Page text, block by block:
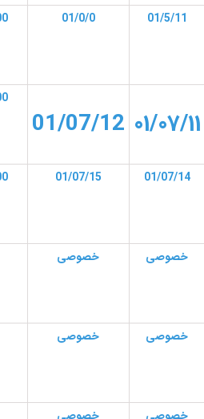
01/5/11
01/0/0
01/07/11
01/07/12
01/07/14
01/07/15
خصوصی خصوصی
خصوصی خصوصی